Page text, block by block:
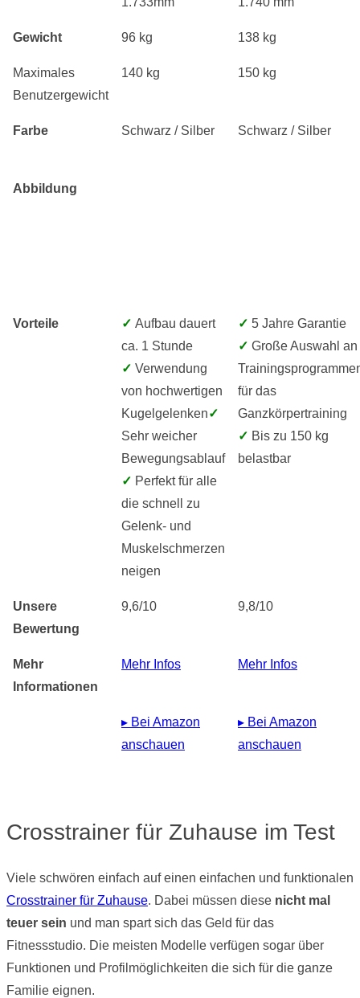
Gewicht 96 kg 138 kg
Maximales
Benutzergewicht
140 kg 150 kg
Farbe Schwarz / Silber Schwarz / Silber
Abbildung
Vorteile ✓ Aufbau dauert
ca. 1 Stunde
✓ Verwendung
von hochwertigen
Kugelgelenken✓
Sehr weicher
Bewegungsablauf
✓ Perfekt für alle
die schnell zu
Gelenk- und
Muskelschmerzen
neigen
✓ 5 Jahre Garantie
✓ Große Auswahl an
für das
Ganzkörpertraining
✓ Bis zu 150 kg
belastbar
Unsere
Bewertung
9,6/10 9,8/10
Mehr
Informationen
Mehr Infos Mehr Infos
▸ Bei Amazon
anschauen
▸ Bei Amazon
anschauen
Crosstrainer für Zuhause im Test
Viele schwören einfach auf einen einfachen und funktionalen
Crosstrainer für Zuhause. Dabei müssen diese nicht mal
teuer sein und man spart sich das Geld für das
Fitnessstudio. Die meisten Modelle verfügen sogar über
Funktionen und Profilmöglichkeiten die sich für die ganze
Familie eignen.